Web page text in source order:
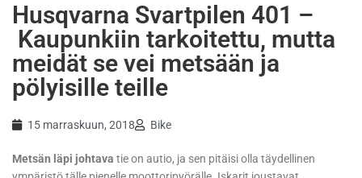
Husqvarna Svartpilen 401 –
Kaupunkiin tarkoitettu, mutta
meidät se vei metsään ja
pölyisille teille
15 marraskuun, 2018 Bike
Metsän läpi johtava tie on autio, ja sen pitäisi olla täydellinen